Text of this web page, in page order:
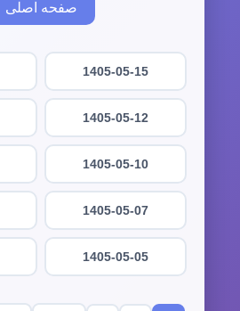
صفحه اصلی
1405-05-15
1405-05-12
1405-05-10
1405-05-07
1405-05-05